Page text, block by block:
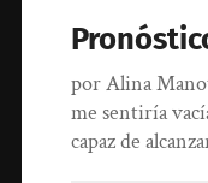
por Alina
me sentiría
capaz de